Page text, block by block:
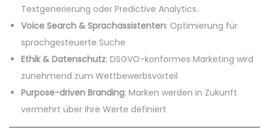
Textgenerierung oder Predictive Analytics
Voice Search & Sprachassistenten: Optimierung für
sprachgesteuerte Suche
Ethik & Datenschutz: DSGVO-konformes Marketing wird
zunehmend zum Wettbewerbsvorteil
Purpose-driven Branding: Marken werden in Zukunft
vermehrt über ihre Werte definiert